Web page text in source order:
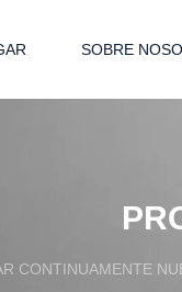
SOBRE
CONTINUAMENTE